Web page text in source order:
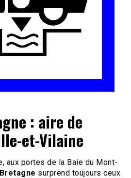
Travel: aire de
et-Vilaine
aux portes de la Baie du Mont-
surprend toujours ceux